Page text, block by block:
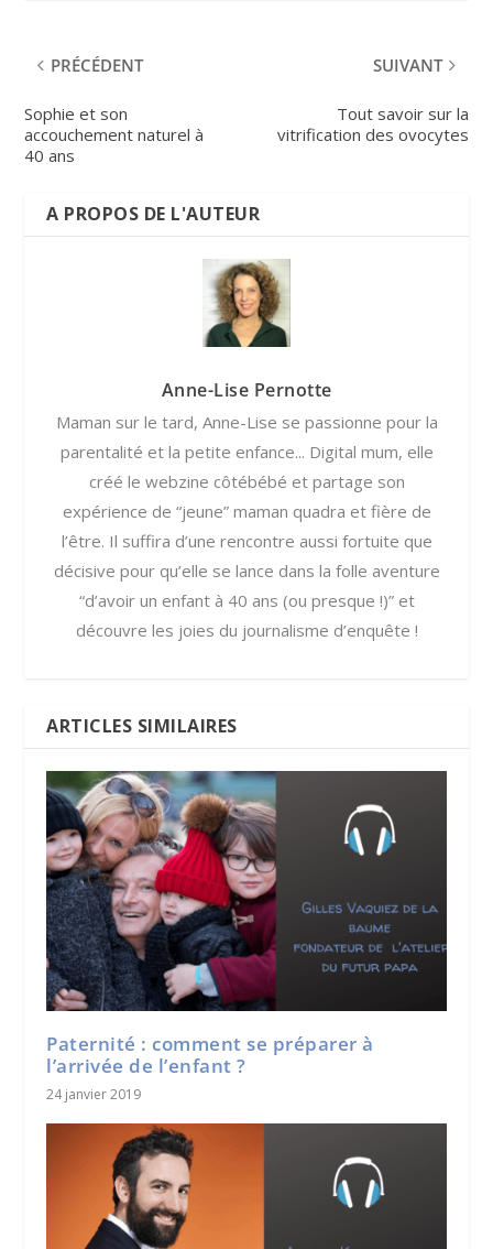
PRÉCÉDENT
Sophie et son
accouchement naturel à
40 ans
SUIVANT
Tout savoir sur la
vitrification des ovocytes
A PROPOS DE L'AUTEUR
Anne-Lise Pernotte
Maman sur le tard, Anne-Lise se passionne pour la
parentalité et la petite enfance... Digital mum, elle
créé le webzine côtébébé et partage son
expérience de “jeune” maman quadra et fière de
l’être. Il suffira d’une rencontre aussi fortuite que
décisive pour qu’elle se lance dans la folle aventure
“d’avoir un enfant à 40 ans (ou presque !)” et
découvre les joies du journalisme d’enquête !
ARTICLES SIMILAIRES
Paternité : comment se préparer à
l’arrivée de l’enfant ?
24 janvier 2019